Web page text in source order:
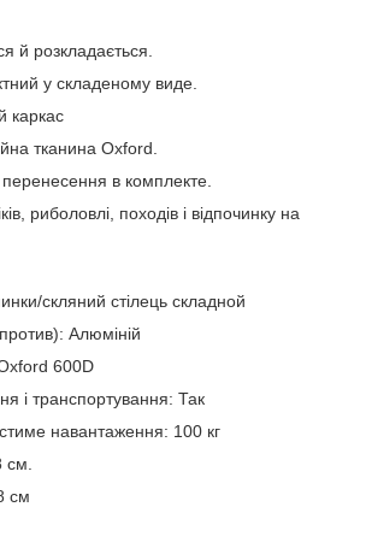
й розкладається.
у складеному виде.
каркас
тканина Oxford.
в комплекте.
риболовлі, походів і відпочинку на
скляний стілець складной
Алюміній
600D
і транспортування: Так
навантаження: 100 кг
см.
см